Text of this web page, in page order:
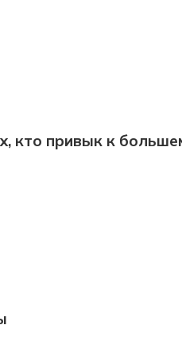
кто привык к